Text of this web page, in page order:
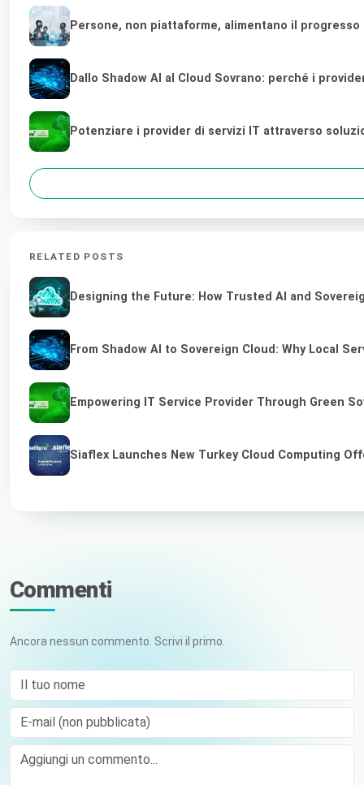
Persone, non piattaforme, alimentano il progresso
Dallo Shadow AI al Cloud Sovrano: perché i
Potenziare i provider di servizi IT attraverso
RELATED POSTS
Designing the Future: How Trusted AI and
From Shadow AI to Sovereign Cloud: Why Local
Empowering IT Service Provider Through Green
Siaflex Launches New Turkey Cloud Computing
Commenti
Ancora nessun commento. Scrivi il primo.
Il tuo nome
E-mail (non pubblicata)
Comment